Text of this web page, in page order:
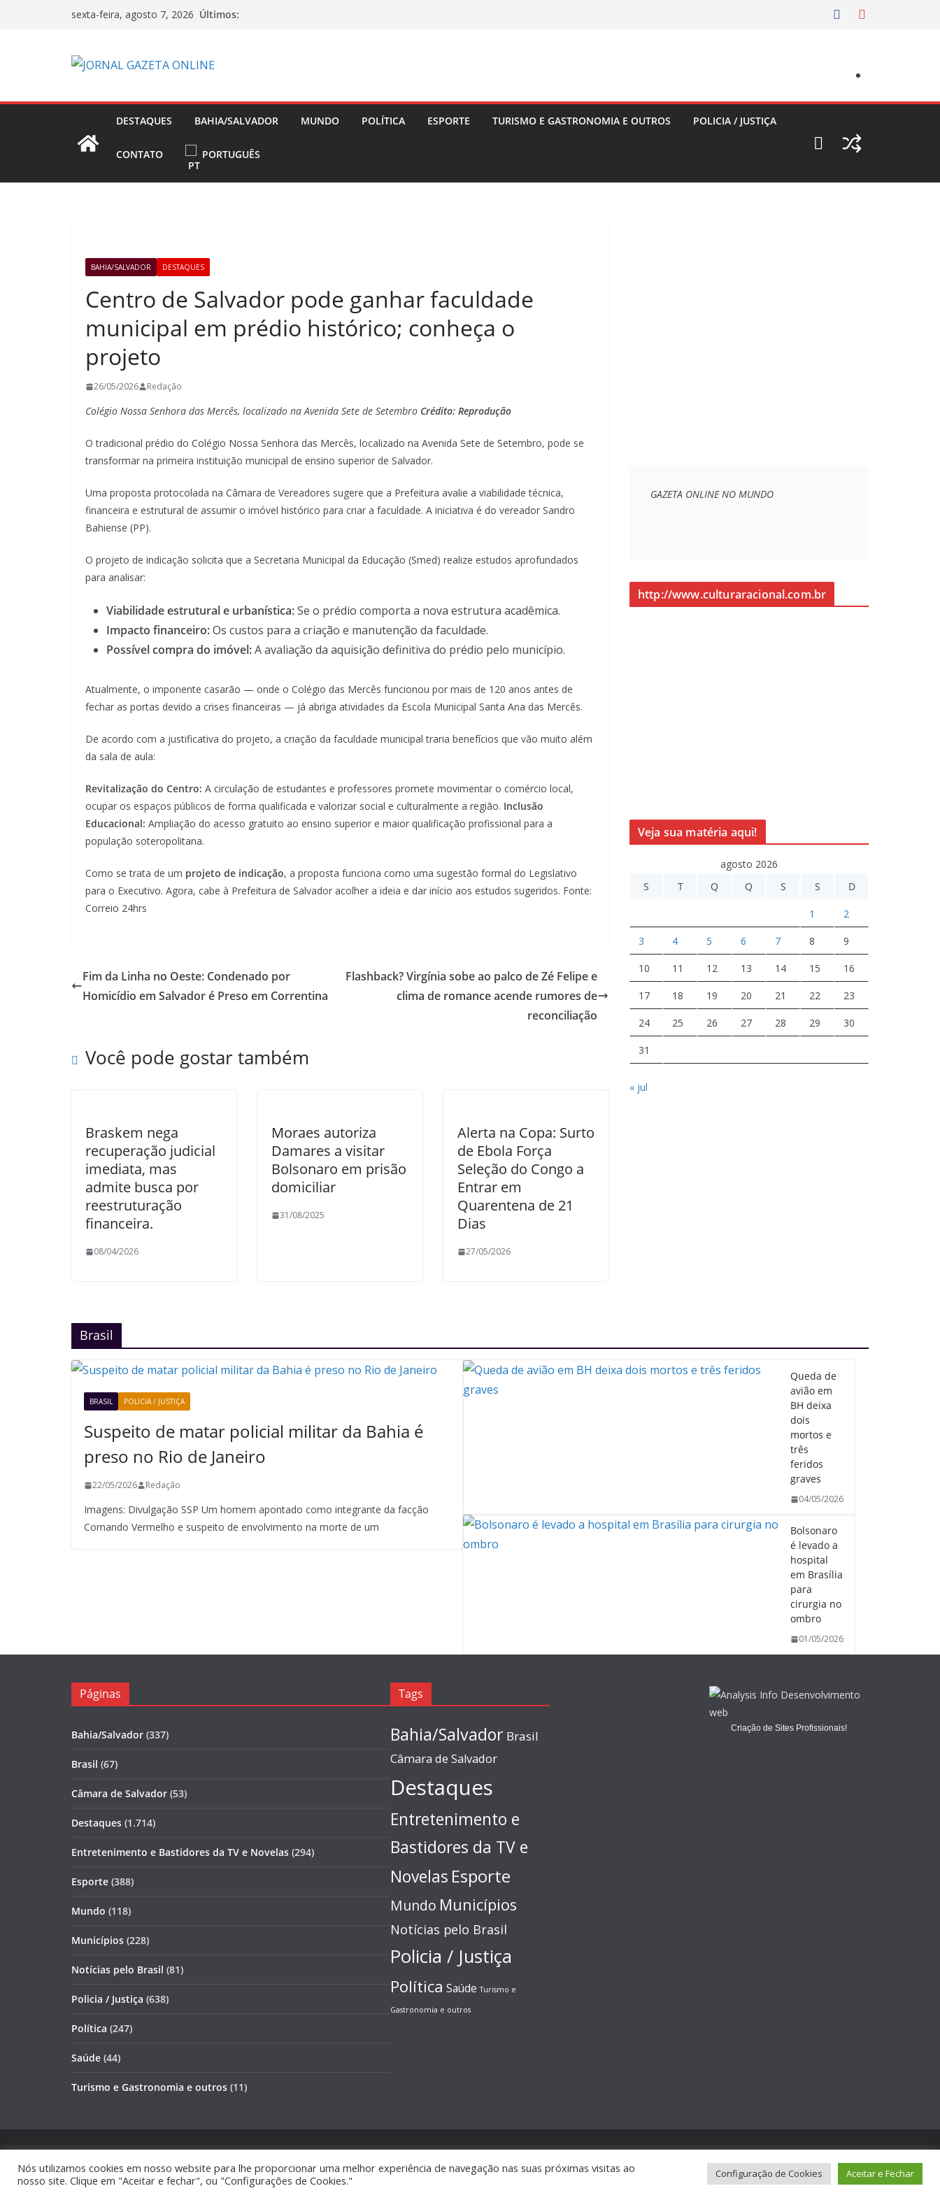
sexta-feira, agosto 7, 2026 Últimos:
DESTAQUES BAHIA/SALVADOR MUNDO POLÍTICA ESPORTE TURISMO E GASTRONOMIA E OUTROS POLICIA / JUSTIÇA
CONTATO PORTUGUÊS
BAHIA/SALVADOR DESTAQUES
Centro de Salvador pode ganhar faculdade
municipal em prédio histórico; conheça o
projeto
26/05/2026 Redação
Colégio Nossa Senhora das Mercês, localizado na Avenida Sete de Setembro Crédito: Reprodução
O tradicional prédio do Colégio Nossa Senhora das Mercês, localizado na Avenida Sete de Setembro, pode se
transformar na primeira instituição municipal de ensino superior de Salvador.
Uma proposta protocolada na Câmara de Vereadores sugere que a Prefeitura avalie a viabilidade técnica,
financeira e estrutural de assumir o imóvel histórico para criar a faculdade. A iniciativa é do vereador Sandro
Bahiense (PP).
O projeto de indicação solicita que a Secretaria Municipal da Educação (Smed) realize estudos aprofundados
para analisar:
Viabilidade estrutural e urbanística:Se o prédio comporta a nova estrutura acadêmica.
Impacto financeiro:Os custos para a criação e manutenção da faculdade.
Possível compra do imóvel:A avaliação da aquisição definitiva do prédio pelo município.
Atualmente, o imponente casarão — onde o Colégio das Mercês funcionou por mais de 120 anos antes de
fechar as portas devido a crises financeiras — já abriga atividades da Escola Municipal Santa Ana das Mercês.
De acordo com a justificativa do projeto, a criação da faculdade municipal traria benefícios que vão muito além
da sala de aula:
Revitalização do Centro: A circulação de estudantes e professores promete movimentar o comércio local,
ocupar os espaços públicos de forma qualificada e valorizar social e culturalmente a região. Inclusão
Educacional: Ampliação do acesso gratuito ao ensino superior e maior qualificação profissional para a
população soteropolitana.
Como se trata de um projeto de indicação, a proposta funciona como uma sugestão formal do Legislativo
para o Executivo. Agora, cabe à Prefeitura de Salvador acolher a ideia e dar início aos estudos sugeridos. Fonte:
Correio 24hrs
Fim da Linha no Oeste: Condenado por
Homicídio em Salvador é Preso em Correntina
Flashback? Virgínia sobe ao palco de Zé Felipe e
clima de romance acende rumores de
reconciliação
Você pode gostar também
Braskem nega
recuperação judicial
imediata, mas
admite busca por
reestruturação
financeira.
08/04/2026
Moraes autoriza
Damares a visitar
Bolsonaro em prisão
domiciliar
31/08/2025
Alerta na Copa: Surto
de Ebola Força
Seleção do Congo a
Entrar em
Quarentena de 21
Dias
27/05/2026
GAZETA ONLINE NO MUNDO
http://www.culturaracional.com.br
Veja sua matéria aqui!
agosto 2026
S
T Q Q S S D
1 2
3 4 5 6 7 8 9
10 11 12 13 14 15 16
17 18 19 20 21 22 23
24 25 26 27 28 29 30
31
« jul
Brasil
BRASIL POLICIA / JUSTIÇA
Suspeito de matar policial militar da Bahia é
preso no Rio de Janeiro
22/05/2026 Redação
Imagens: Divulgação SSP Um homem apontado como integrante da facção
Comando Vermelho e suspeito de envolvimento na morte de um
Queda de
avião em
BH deixa
dois
mortos e
três
feridos
graves
04/05/2026
Bolsonaro
é levado a
hospital
em Brasília
para
cirurgia no
ombro
01/05/2026
Páginas
Bahia/Salvador (337)
Brasil (67)
Câmara de Salvador (53)
Destaques (1.714)
Entretenimento e Bastidores da TV e Novelas (294)
Esporte (388)
Mundo (118)
Municípios (228)
Notícias pelo Brasil (81)
Policia / Justiça (638)
Política (247)
Saúde (44)
Turismo e Gastronomia e outros (11)
Tags
Bahia/Salvador Brasil
Câmara de Salvador
Destaques
Entretenimento e
Bastidores da TV e
Novelas Esporte
Mundo Municípios
Notícias pelo Brasil
Policia / Justiça
Política Saúde Turismo e
Gastronomia e outros
Criação de Sites Profissionais!
Tema:ColorMagpor ThemeGrill. Powered byWordPress.
Nós utilizamos cookies em nosso website para lhe proporcionar uma melhor experiência de navegação nas suas próximas visitas ao
nosso site. Clique em "Aceitar e fechar", ou "Configurações de Cookies."
Configuração de Cookies Aceitar e Fechar